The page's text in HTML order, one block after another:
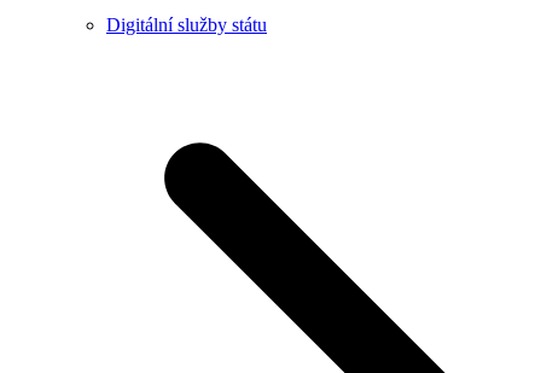
Digitální služby státu